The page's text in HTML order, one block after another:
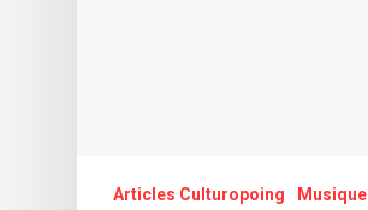
Articles Culturopoing Musique